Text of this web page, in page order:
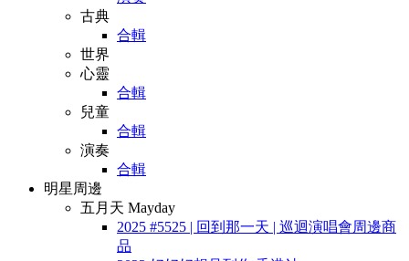
古典
合輯
世界
心靈
合輯
兒童
合輯
演奏
合輯
明星周邊
五月天 Mayday
2025 #5525 | 回到那一天 | 巡迴演唱會周邊商
品